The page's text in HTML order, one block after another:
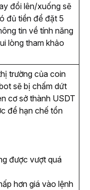
đổi lên/xuống sẽ
đủ tiền để đặt 5
tin về tính năng
trường của coin
sẽ bị chấm dứt
cơ sở thành USDT
để hạn chế tổn
được vượt quá
hơn giá vào lệnh